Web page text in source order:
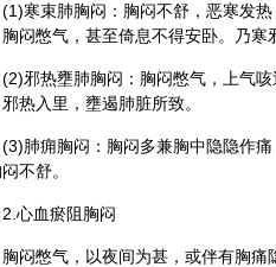
(1)寒束肺胸闷：胸闷不舒，恶寒发
闷憋气，甚至倚息不得安卧。乃寒
(2)邪热壅肺胸闷：胸闷憋气，上气
热入里，壅遏肺脏所致。
(3)肺痈胸闷：胸闷多兼胸中隐隐作
不舒。
2.心血瘀阻胸闷
胸闷憋气，以夜间为甚，或伴有胸